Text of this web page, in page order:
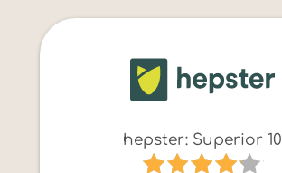
hepster: Superior 10